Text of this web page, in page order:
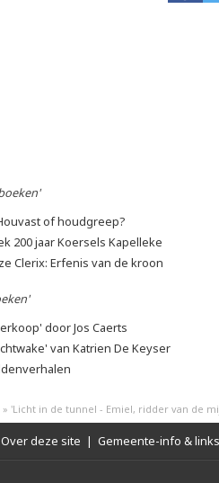
of houdgreep?
200 jaar Koersels Kapelleke
Clerix: Erfenis van de kroon
door Jos Caerts
van Katrien De Keyser
» 'Licht in de tunnel - Emiel, ridder van de
Over deze site | Gemeente-info & links